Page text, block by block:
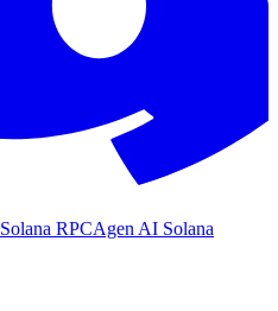
Solana RPCAgen AI Solana